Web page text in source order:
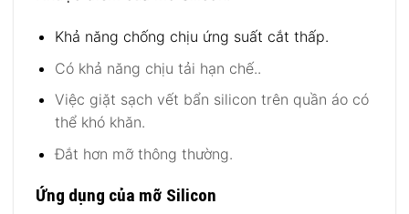
Khả năng chống chịu ứng suất cắt thấp.
Có khả năng chịu tải hạn chế..
Việc giặt sạch vết bẩn silicon trên quần áo có
thể khó khăn.
Đắt hơn mỡ thông thường.
Ứng dụng của mỡ Silicon